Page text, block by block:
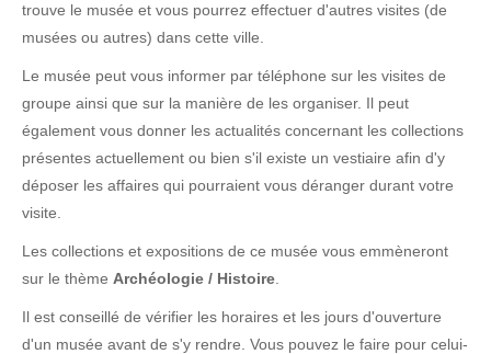
trouve le musée et vous pourrez effectuer d'autres visites (de
musées ou autres) dans cette ville.
Le musée peut vous informer par téléphone sur les visites de
groupe ainsi que sur la manière de les organiser. Il peut
également vous donner les actualités concernant les collections
présentes actuellement ou bien s'il existe un vestiaire afin d'y
déposer les affaires qui pourraient vous déranger durant votre
visite.
Les collections et expositions de ce musée vous emmèneront
sur le thème Archéologie / Histoire
Il est conseillé de vérifier les horaires et les jours d'ouverture
d'un musée avant de s'y rendre. Vous pouvez le faire pour celui-